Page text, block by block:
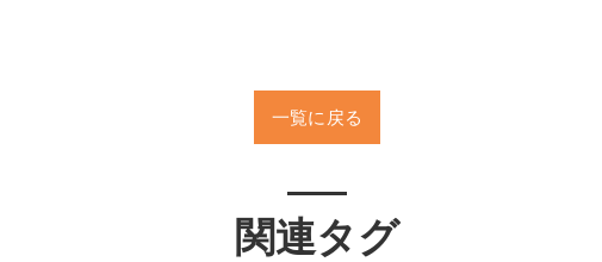
一覧に戻る
関連タグ